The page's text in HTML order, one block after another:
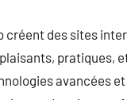
créent des sites
pratiques,
avancées et